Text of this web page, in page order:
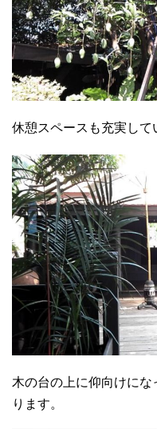
休憩スペースも充実して
木の台の上に仰向けに
ります。